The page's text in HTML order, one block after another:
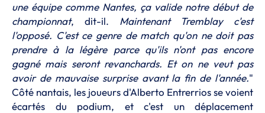
une équipe comme Nantes, ça valide notre début de
championnat, dit-il. Maintenant Tremblay c'est
l'opposé. C'est ce genre de match qu'on ne doit pas
prendre à la légère parce qu'ils n'ont pas encore
gagné mais seront revanchards. Et on ne veut pas
avoir de mauvaise surprise avant la fin de l'année."
Côté nantais, les joueurs d'Alberto Entrerrios se voient
écartés du podium, et c'est un déplacement